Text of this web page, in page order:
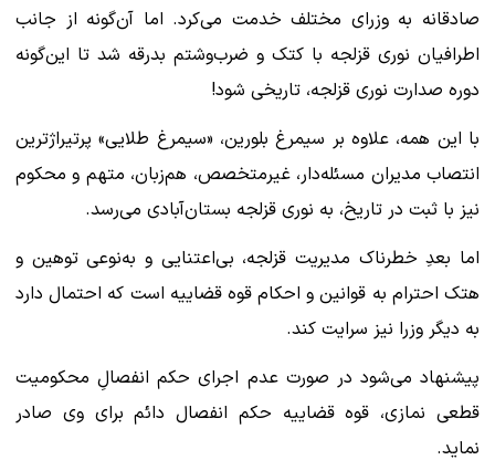
صادقانه به وزرای مختلف خدمت می‌کرد. اما آن‌گونه از جانب
اطرافیان نوری قزلجه با کتک و ضرب‌وشتم بدرقه شد تا این‌گونه
دوره صدارت نوری قزلجه، تاریخی شود!
با این همه، علاوه بر سیمرغ بلورین، «سیمرغ طلایی» پرتیراژترین
انتصاب مدیران مسئله‌دار، غیرمتخصص، هم‌زبان، متهم و محکوم
نیز با ثبت در تاریخ، به نوری قزلجه بستان‌آبادی می‌رسد.
اما بعدِ خطرناک مدیریت قزلجه، بی‌اعتنایی و به‌نوعی توهین و
هتک احترام به قوانین و احکام قوه قضاییه است که احتمال دارد
به دیگر وزرا نیز سرایت کند.
پیشنهاد می‌شود در صورت عدم اجرای حکم انفصالِ محکومیت
قطعی نمازی، قوه قضاییه حکم انفصال دائم برای وی صادر
نماید.